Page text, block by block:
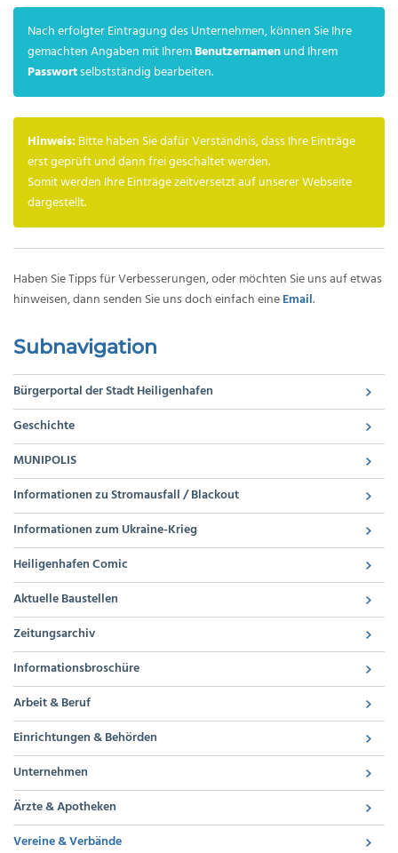
Nach erfolgter Eintragung des Unternehmen, können Sie Ihre
gemachten Angaben mit IhremBenutzernamenund Ihrem
Passwortselbstständig bearbeiten.
Hinweis:Bitte haben Sie dafür Verständnis, dass Ihre Einträge
erst geprüft und dann frei geschaltet werden.
Somit werden Ihre Einträge zeitversetzt auf unserer Webseite
dargestellt.
Haben Sie Tipps für Verbesserungen, oder möchten Sie uns auf etwas
hinweisen, dann senden Sie uns doch einfach eineEmail.
Subnavigation
Bürgerportal der Stadt Heiligenhafen
Geschichte
MUNIPOLIS
Informationen zu Stromausfall / Blackout
Informationen zum Ukraine-Krieg
Heiligenhafen Comic
Aktuelle Baustellen
Zeitungsarchiv
Informationsbroschüre
Arbeit & Beruf
Einrichtungen & Behörden
Unternehmen
Ärzte & Apotheken
Vereine & Verbände